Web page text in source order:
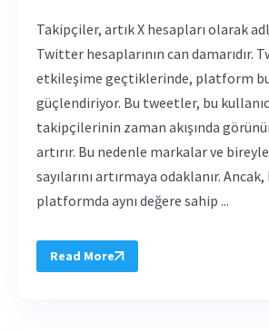
Takipçiler, artık X hesapları olarak
Twitter hesaplarının can damarıdır.
etkileşime geçtiklerinde, platform
güçlendiriyor. Bu tweetler, bu
takipçilerinin zaman akışında
artırır. Bu nedenle markalar ve
sayılarını artırmaya odaklanır. Ancak,
platformda aynı değere sahip ...
Read More